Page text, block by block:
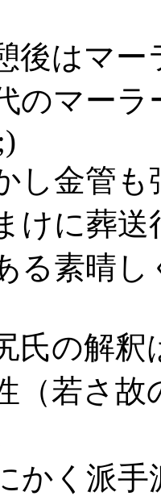
後はマー
のマー
し金管
けに葬
る素晴し
氏の解釈
（若さ故
かく派手